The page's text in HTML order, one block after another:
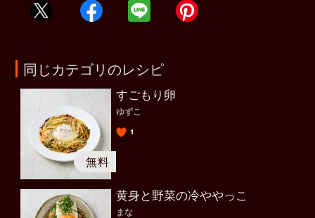
同じカテゴリのレシピ
すごもり卵
ゆずこ
1
黄身と野菜の冷ややっこ
まな